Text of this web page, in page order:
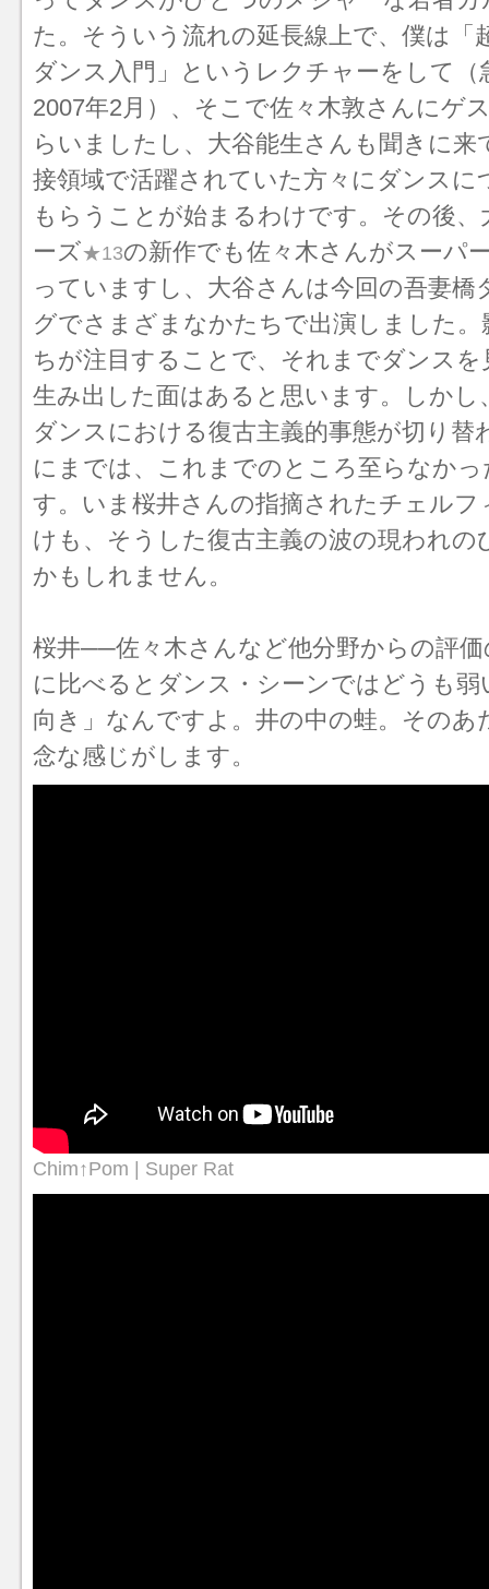
た。そういう流れの延長線上で、僕は
ダンス入門」というレクチャーをして（
2007年2月）、そこで佐々木敦さんにゲ
らいましたし、大谷能生さんも聞きに来
接領域で活躍されていた方々にダンスに
もらうことが始まるわけです。その後、
ーズ★13の新作でも佐々木さんがスーパ
っていますし、大谷さんは今回の吾妻橋
グでさまざまなかたちで出演しました。
ちが注目することで、それまでダンス
生み出した面はあると思います。しかし
ダンスにおける復古主義的事態が切り替
にまでは、これまでのところ至らなか
す。いま桜井さんの指摘されたチェルフ
けも、そうした復古主義の波の現われの
かもしれません。
桜井──佐々木さんなど他分野からの評
に比べるとダンス・シーンではどうも
向き」なんですよ。井の中の蛙。そのあ
念な感じがします。
Chim↑Pom | Super Rat